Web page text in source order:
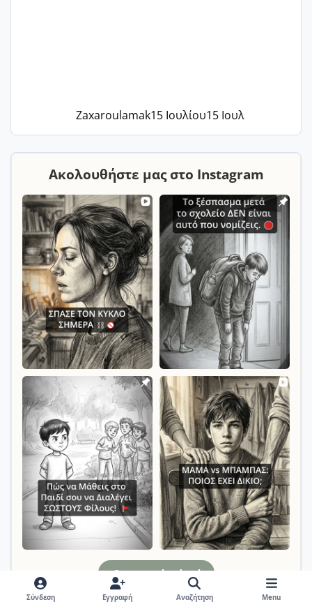
Zaxaroulamak15 Ιουλίου15 Ιουλ
Ακολουθήστε μας στο Instagram
@mammylandreal
Σύνδεση Εγγραφή Αναζήτηση Menu